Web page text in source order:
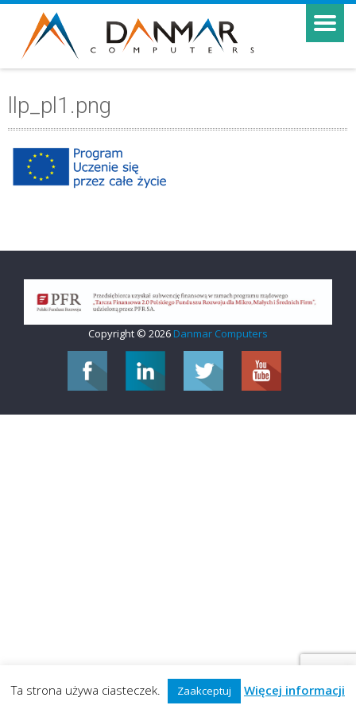
llp_pl1.png
Copyright © 2026 Danmar Computers
Ta strona używa ciasteczek. Zaakceptuj Więcej informacji